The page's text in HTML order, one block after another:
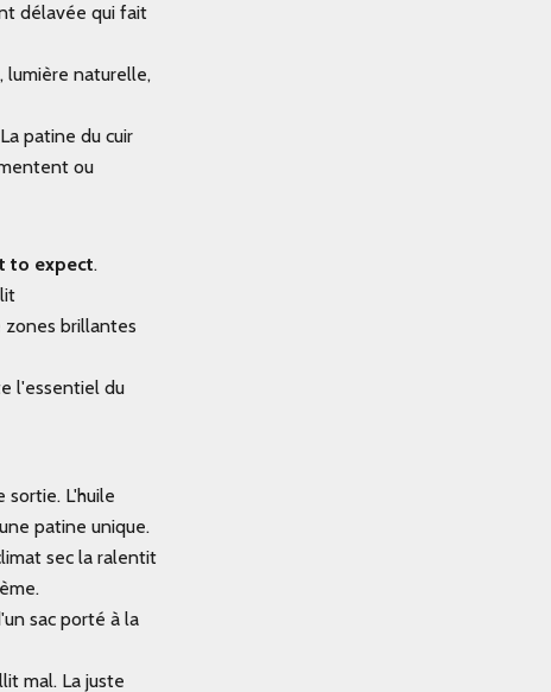
délavée qui fait
lumière naturelle,
patine du cuir
ou
to expect.
zones brillantes
l'essentiel du
sortie. L'huile
patine unique.
sec la ralentit
sac porté à la
mal. La juste